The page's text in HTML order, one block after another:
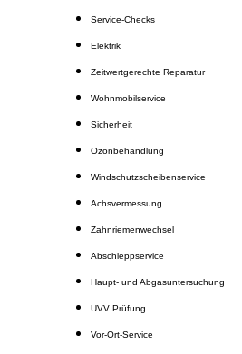
Service-Checks
Elektrik
Zeitwertgerechte Reparatur
Wohnmobilservice
Sicherheit
Ozonbehandlung
Windschutzscheibenservice
Achsvermessung
Zahnriemenwechsel
Abschleppservice
Haupt- und Abgasuntersuchung
UVV Prüfung
Vor-Ort-Service